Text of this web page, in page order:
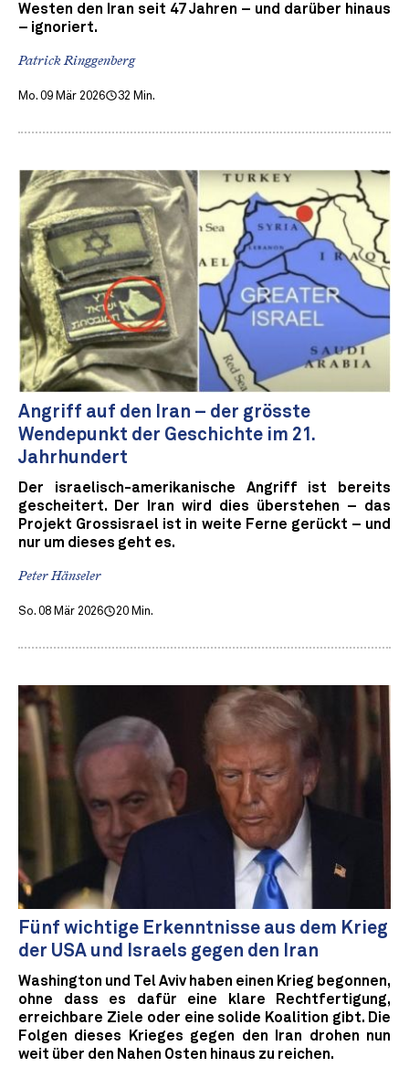
Westen den Iran seit 47 Jahren – und darüber hinaus
– ignoriert.
Patrick Ringgenberg
Mo. 09 Mär 2026 32 Min.
Angriff auf den Iran – der grösste
Wendepunkt der Geschichte im 21.
Jahrhundert
Der israelisch-amerikanische Angriff ist bereits
gescheitert. Der Iran wird dies überstehen – das
Projekt Grossisrael ist in weite Ferne gerückt – und
nur um dieses geht es.
Peter Hänseler
So. 08 Mär 2026 20 Min.
Fünf wichtige Erkenntnisse aus dem Krieg
der USA und Israels gegen den Iran
Washington und Tel Aviv haben einen Krieg begonnen,
ohne dass es dafür eine klare Rechtfertigung,
erreichbare Ziele oder eine solide Koalition gibt. Die
Folgen dieses Krieges gegen den Iran drohen nun
weit über den Nahen Osten hinaus zu reichen.